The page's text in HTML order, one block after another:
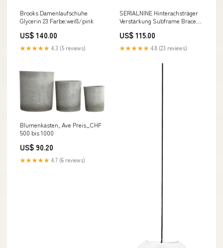
Brooks Damenlaufschuhe
Glycerin 23 Farbe:weiß/pink
US$ 140.00
★★★★★ 4.3 (5 reviews)
SERIALNINE Hinterachsträger
Verstärkung Subframe Brace
Toyota Altezza / Mark II /
Chaser / Cresta / Crown /
Aristo / Celsior (Aluminium)
US$ 115.00
★★★★★ 4.8 (23 reviews)
Blumenkasten, Ave Preis_CHF
500 bis 1000
US$ 90.20
★★★★★ 4.7 (6 reviews)